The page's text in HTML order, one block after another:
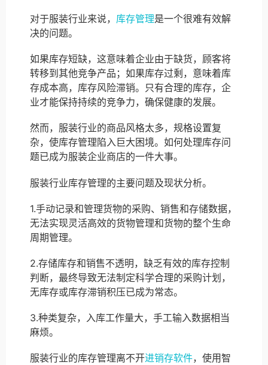
对于服装行业来说， 库存管理是一个很难有效解
决的问题。
如果库存短缺，这意味着企业由于缺货，顾客将
转移到其他竞争产品；如果库存过剩，意味着库
存成本高，库存风险滞销。只有合理的库存，企
业才能保持持续的竞争力，确保健康的发展。
然而，服装行业的商品风格太多，规格设置复
杂，使库存管理陷入巨大困境。如何处理库存问
题已成为服装企业商店的一件大事。
服装行业库存管理的主要问题及现状分析。
1.手动记录和管理货物的采购、销售和存储数据，
无法实现灵活高效的货物管理和货物的整个生命
周期管理。
2.存储库存和销售不透明，缺乏有效的库存控制
判断，最终导致无法制定科学合理的采购计划，
无库存或库存滞销积压已成为常态。
3.种类复杂，入库工作量大，手工输入数据相当
麻烦。
服装行业的库存管理离不开进销存软件，使用智